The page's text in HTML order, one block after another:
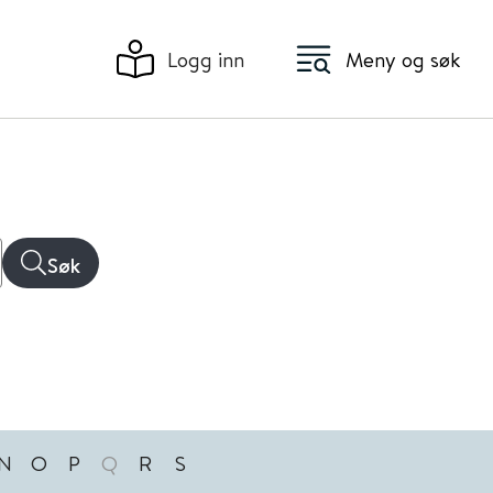
Logg inn Meny og søk
Søk
O P Q R S